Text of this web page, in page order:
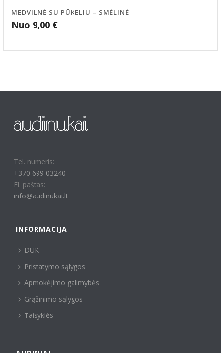
MEDVILNĖ SU PŪKELIU – SMĖLINĖ
Nuo 9,00 €
Tel. numeris:
+370 699 03240
El. paštas:
info@audinukai.lt
INFORMACIJA
DUK
Pristatymo sąlygos
Apmokėjimo galimybės
Grąžinimo sąlygos
Taisyklės